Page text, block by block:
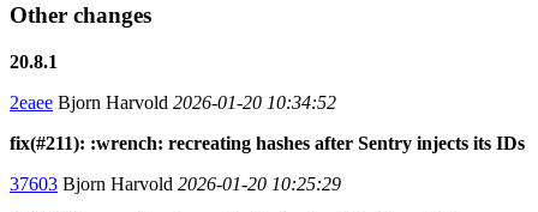
Other changes
20.8.1
2eaee Bjorn Harvold 2026-01-20 10:34:52
fix(#211): :wrench: recreating hashes after Sentry injects its IDs
37603 Bjorn Harvold 2026-01-20 10:25:29